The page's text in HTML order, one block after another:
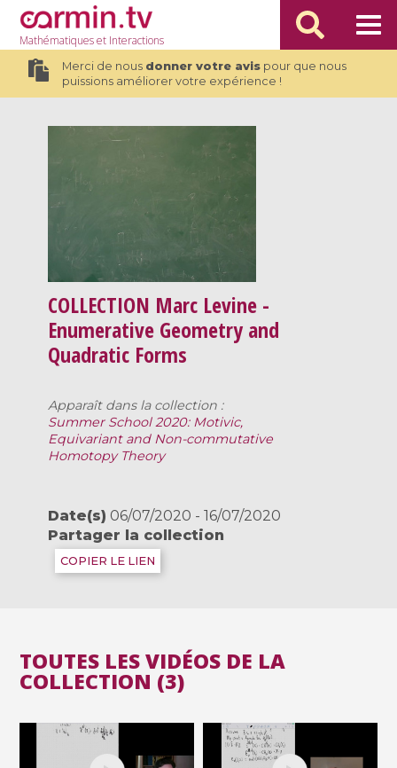
Mathématiqueset Interactions
Merci de nous donner votre avispour que nous
puissions améliorer votre expérience !
COLLECTION Marc Levine -
Enumerative Geometry and
Quadratic Forms
Apparaît dans la collection :
Summer School 2020: Motivic,
Equivariant and Non-commutative
Homotopy Theory
Date(s) 06/07/2020 - 16/07/2020
Partager la collection
COPIER LE LIEN
TOUTES LES VIDÉOS DE LA
COLLECTION (3)